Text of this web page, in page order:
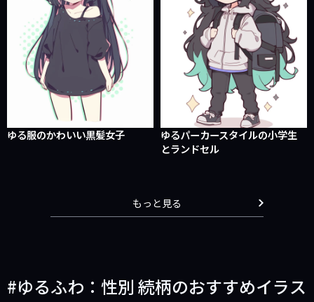
ゆる服のかわいい黒髪女子
ゆるパーカースタイルの小学生
とランドセル
もっと見る
ゆるふわ：性別 続柄のおすすめイラス